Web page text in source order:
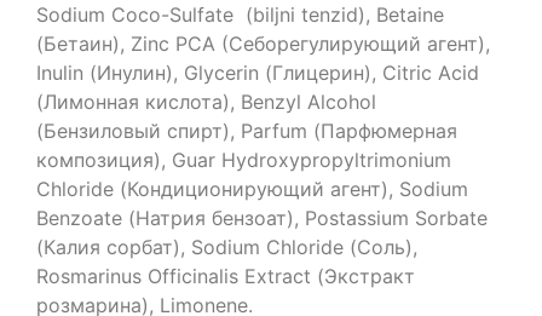
Sodium Coco-Sulfate (biljni tenzid), Betaine
(Бетаин), Zinc PCA (Себорегулирующий агент),
Inulin (Инулин), Glycerin (Глицерин), Citric Acid
(Лимонная кислота), Benzyl Alcohol
(Бензиловый спирт), Parfum (Парфюмерная
композиция), Guar Hydroxypropyltrimonium
Chloride (Кондиционирующий агент), Sodium
Benzoate (Натрия бензоат), Postassium Sorbate
(Калия сорбат), Sodium Chloride (Соль),
Rosmarinus Officinalis Extract (Экстракт
розмарина), Limonene.